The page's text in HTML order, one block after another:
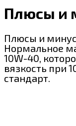
Плюсы и
Плюсы и
Нормальное
10W-40,
вязкость при
стандарт.